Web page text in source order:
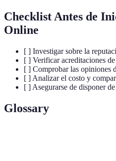
Checklist Antes de
Online
[ ] Investigar sobre la
[ ] Verificar acreditaciones
[ ] Comprobar las opiniones
[ ] Analizar el costo y
[ ] Asegurarse de disponer
Glossary